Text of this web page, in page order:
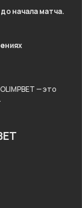
начала матча.
— это